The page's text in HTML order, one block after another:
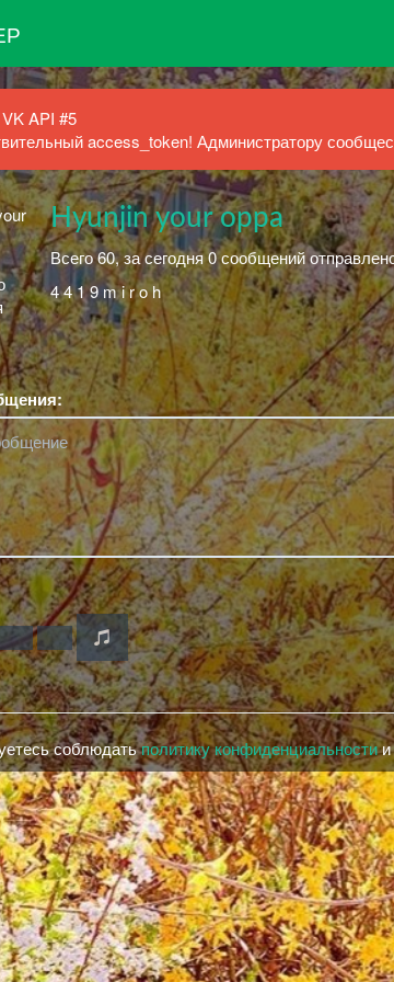
API #5
access_token! Администратору
Hyunjin your oppa
Всего 60, за сегодня 0 сообщений
4 4 1 9 m i r o h
соблюдатьполитику конфиденциальностии